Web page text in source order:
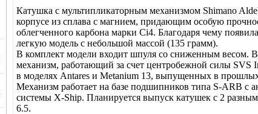
Катушка с мультипликаторным механизмом Shimano
корпусе из сплава с магнием, придающим особую
облегченного карбона марки Ci4. Благодаря чему
легкую модель с небольшой массой (135 грамм).
В комплект модели входит шпуля со сниженным весом.
механизм, работающий за счет центробежной силы SVS
в моделях Antares и Metanium 13, выпущенных в
Механизм работает на базе подшипников типа S-ARB с
системы X-Ship. Планируется выпуск катушек с 2
6.5.